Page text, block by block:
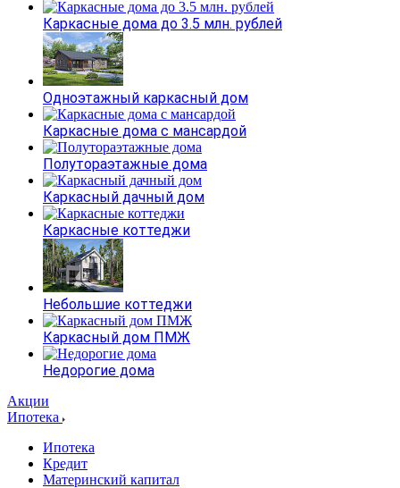
Каркасные дома до 3.5 млн. рублей
Одноэтажный каркасный дом
Каркасные дома с мансардой
Полутораэтажные дома
Каркасный дачный дом
Каркасные коттеджи
Небольшие коттеджи
Каркасный дом ПМЖ
Недорогие дома
Акции
Ипотека
Ипотека
Кредит
Материнский капитал